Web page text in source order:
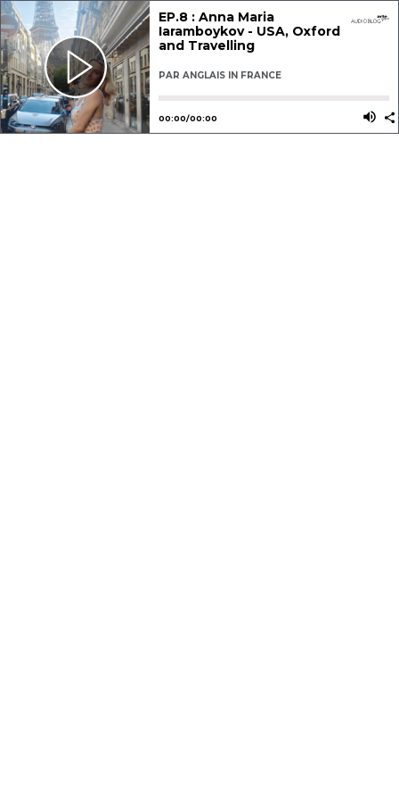
EP.8 : Anna Maria
Iaramboykov - USA, Oxford
and Travelling
PARANGLAIS IN FRANCE
Utilisez les flèches gauche ou
00:00/00:00